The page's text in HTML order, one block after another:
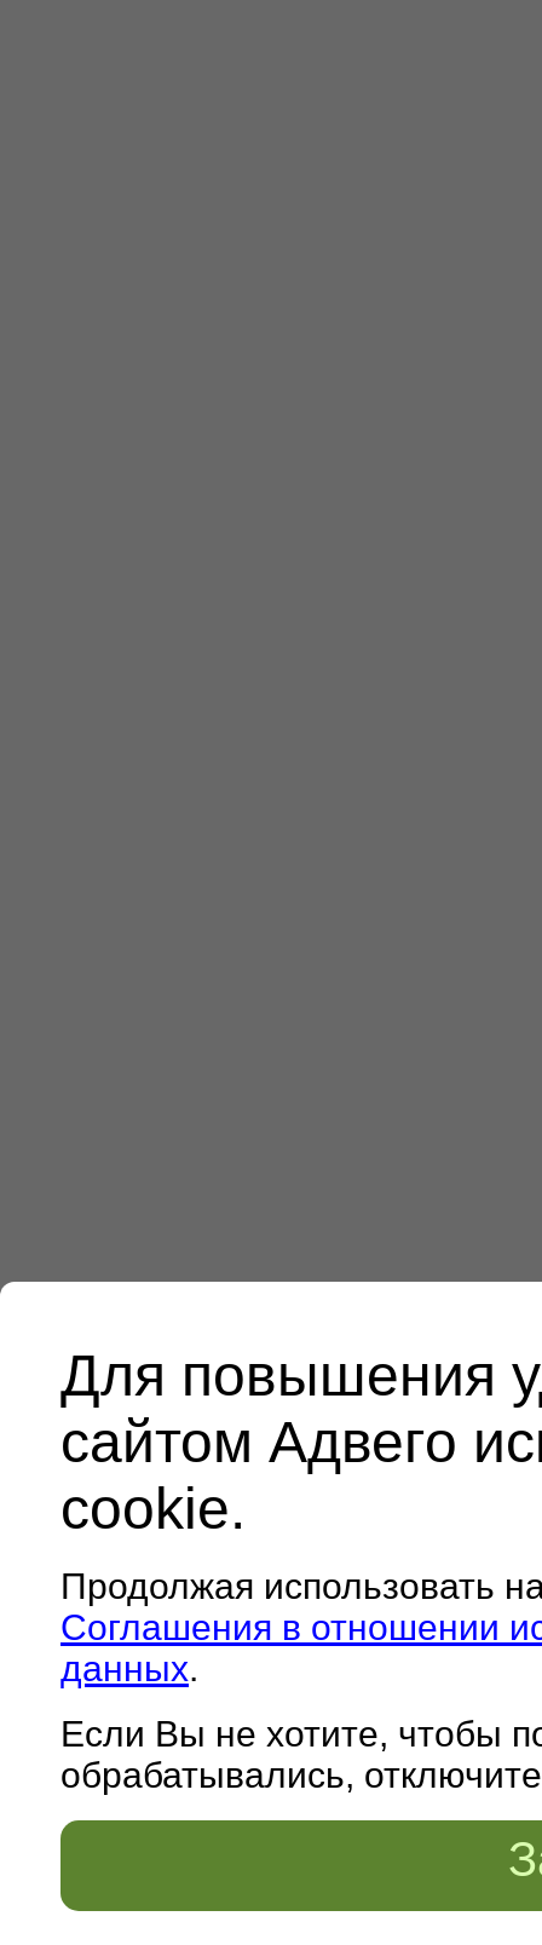
Для повышения
сайтом Адвего
cookie.
Продолжая использовать
Соглашения в отношении
данных.
Если Вы не хотите, чтобы
обрабатывались,